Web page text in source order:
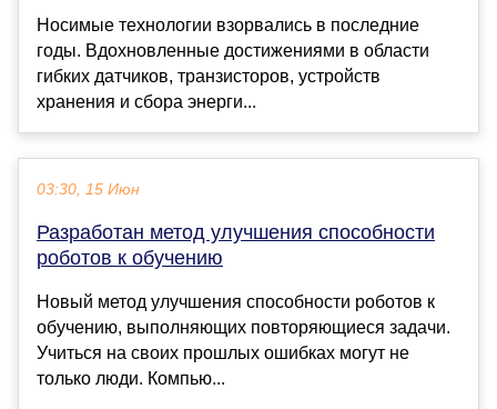
Носимые технологии взорвались в последние
годы. Вдохновленные достижениями в области
гибких датчиков, транзисторов, устройств
хранения и сбора энерги...
03:30, 15 Июн
Разработан метод улучшения способности
роботов к обучению
Новый метод улучшения способности роботов к
обучению, выполняющих повторяющиеся задачи.
Учиться на своих прошлых ошибках могут не
только люди. Компью...